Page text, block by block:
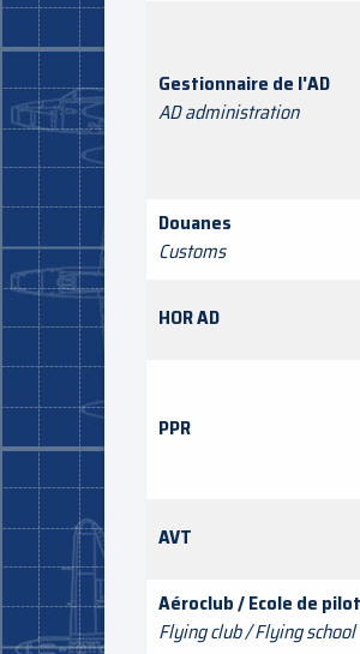
Gestionnaire de l'AD
AD administration
Douanes
Customs
HOR AD
PPR
AVT
Aéroclub / Ecole de
Flying club / Flying school